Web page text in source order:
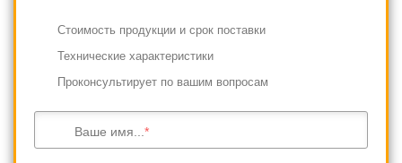
Cтоимость продукции и срок поставки
Технические характеристики
Проконсультирует по вашим вопросам
Ваше имя...